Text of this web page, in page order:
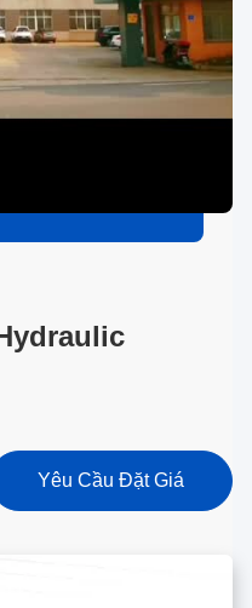
Yêu Cầu Đặt Giá